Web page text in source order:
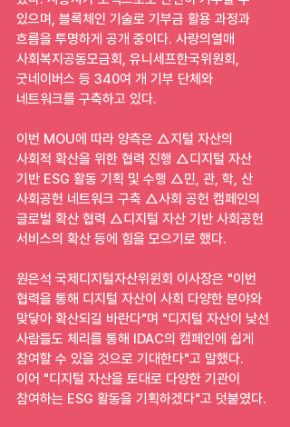
있으며, 블록체인 기술로 기부금 활용 과정과
흐름을 투명하게 공개 중이다. 사랑의열매
사회복지공동모금회, 유니세프한국위원회,
굿네이버스 등 340여 개 기부 단체와
네트워크를 구축하고 있다.
이번 MOU에 따라 양측은 △지털 자산의
사회적 확산을 위한 협력 진행 △디지털 자산
기반 ESG 활동 기획 및 수행 △민, 관, 학, 산
사회공헌 네트워크 구축 △사회 공헌 캠페인의
글로벌 확산 협력 △디지털 자산 기반 사회공헌
서비스의 확산 등에 힘을 모으기로 했다.
원은석 국제디지털자산위윈회 이사장은 "이번
협력을 통해 디지털 자산이 사회 다양한 분야와
맞닿아 확산되길 바란다"며 "디지털 자산이 낯선
사람들도 체리를 통해 IDAC의 캠페인에 쉽게
참여할 수 있을 것으로 기대한다"고 말했다.
이어 "디지털 자산을 토대로 다양한 기관이
참여하는 ESG 활동을 기획하겠다"고 덧붙였다.